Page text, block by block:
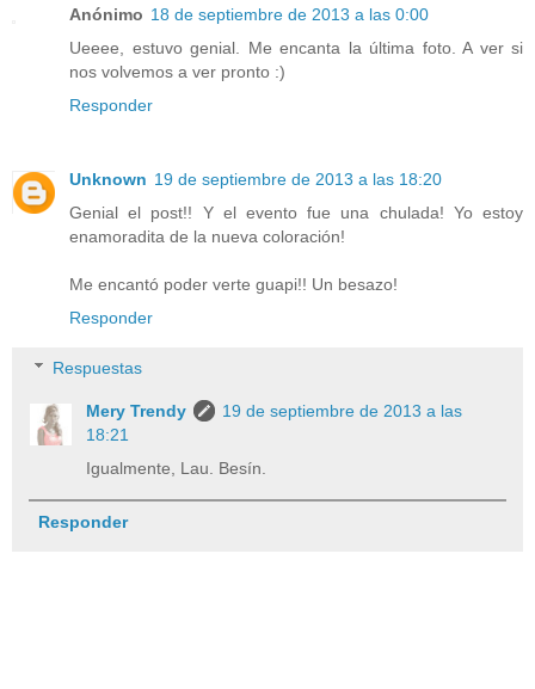
Anónimo 18 de septiembre de 2013 a las 0:00
Ueeee, estuvo genial. Me encanta la última foto. A ver si
nos volvemos a ver pronto :)
Responder
Unknown 19 de septiembre de 2013 a las 18:20
Genial el post!! Y el evento fue una chulada! Yo estoy
enamoradita de la nueva coloración!
Me encantó poder verte guapi!! Un besazo!
Responder
Respuestas
Mery Trendy
19 de septiembre de 2013 a las
18:21
Igualmente, Lau. Besín.
Responder